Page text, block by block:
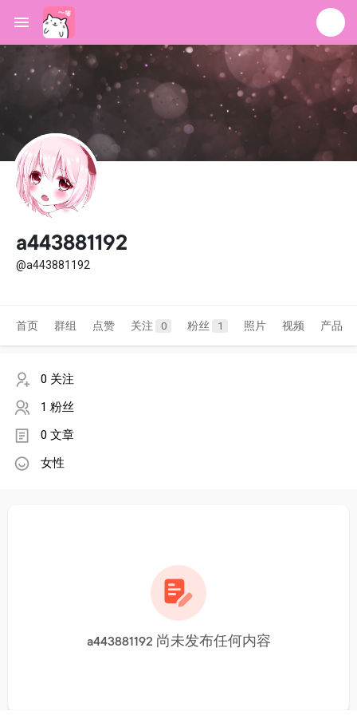
a443881192
@a443881192
首页 群组 点赞 关注 0 粉丝 1 照片 视频 产品
0 关注
1 粉丝
0 文章
女性
a443881192 尚未发布任何内容